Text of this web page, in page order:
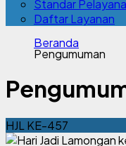
Standar
Daftar Layanan
Beranda
Pengumuman
HJL KE-457